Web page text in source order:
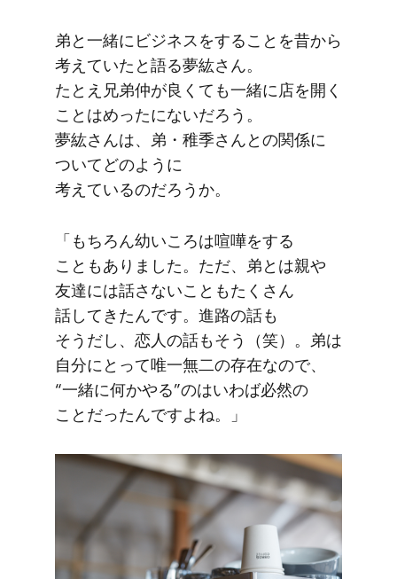
弟と​一緒に​ビジネスを​する​ことを​昔から​
考えていたと​語る​夢紘さん。​
たとえ兄弟仲が​良くても​一緒に​店を​開く​
ことは​めったに​ないだろう。​
夢紘さんは、​弟・​稚季さんとの​関係に​
ついてどのように​
考えているのだろうか。
「もちろん​幼いころは​喧嘩を​する​
こともありました。​ただ、​弟とは​親や​
友達には​話さないことも​たくさん​
話してきたんです。​進路の​話も​
そうだし、​恋人の​話も​そう​（笑）。​弟は​
自分に​とって​唯一無二の​存在なので、​
“一緒に​何かやる​”のは​いわば​必然の​
ことだったんですよね。」